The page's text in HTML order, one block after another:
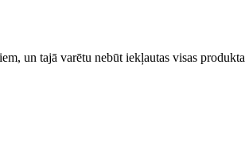
un tajā varētu nebūt iekļautas visas produkta